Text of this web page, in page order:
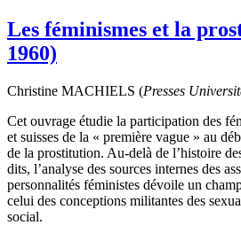
Les féminismes et la
1960)
Christine MACHIELS (Presses
Cet ouvrage étudie la participation des
et suisses de la « première vague » au
de la prostitution. Au-delà de l’histoire
dits, l’analyse des sources internes des
personnalités féministes dévoile un
celui des conceptions militantes des
social.